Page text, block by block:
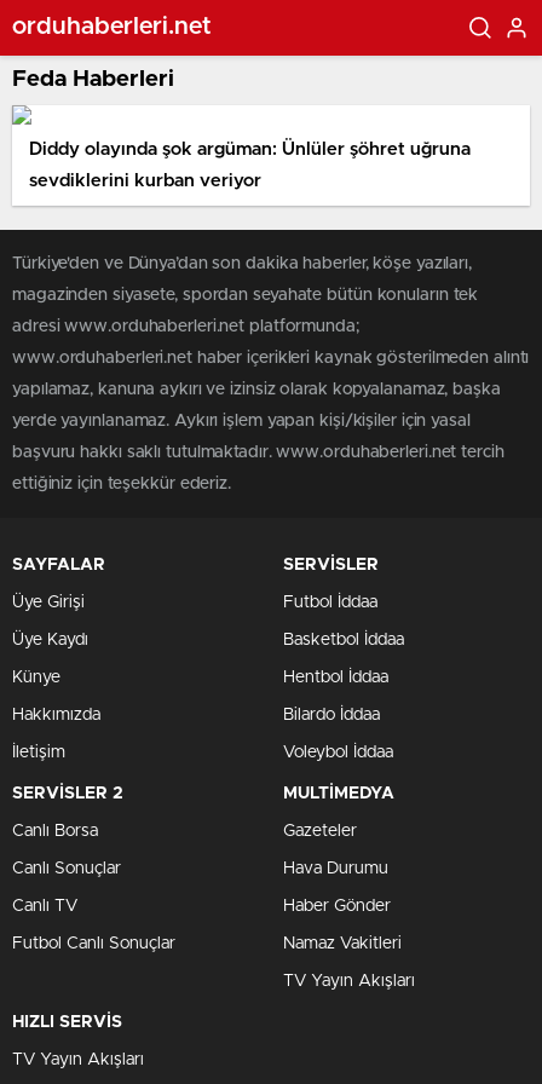
orduhaberleri.net
Feda Haberleri
Diddy olayında şok argüman: Ünlüler şöhret uğruna
sevdiklerini kurban veriyor
Türkiye'den ve Dünya’dan son dakika haberler, köşe yazıları,
magazinden siyasete, spordan seyahate bütün konuların tek
adresi www.orduhaberleri.net platformunda;
www.orduhaberleri.net haber içerikleri kaynak gösterilmeden alıntı
yapılamaz, kanuna aykırı ve izinsiz olarak kopyalanamaz, başka
yerde yayınlanamaz. Aykırı işlem yapan kişi/kişiler için yasal
başvuru hakkı saklı tutulmaktadır. www.orduhaberleri.net tercih
ettiğiniz için teşekkür ederiz.
SAYFALAR
Üye Girişi
Üye Kaydı
Künye
Hakkımızda
İletişim
SERVİSLER
Futbol İddaa
Basketbol İddaa
Hentbol İddaa
Bilardo İddaa
Voleybol İddaa
SERVİSLER 2
Canlı Borsa
Canlı Sonuçlar
Canlı TV
Futbol Canlı Sonuçlar
MULTİMEDYA
Gazeteler
Hava Durumu
Haber Gönder
Namaz Vakitleri
TV Yayın Akışları
HIZLI SERVİS
TV Yayın Akışları